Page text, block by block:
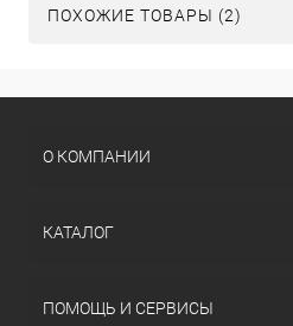
ПОХОЖИЕ ТОВАРЫ (2)
О КОМПАНИИ
КАТАЛОГ
ПОМОЩЬ И СЕРВИСЫ